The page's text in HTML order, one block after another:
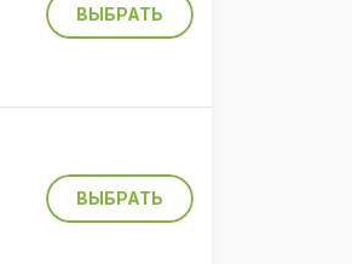
ВЫБРАТЬ
ВЫБРАТЬ